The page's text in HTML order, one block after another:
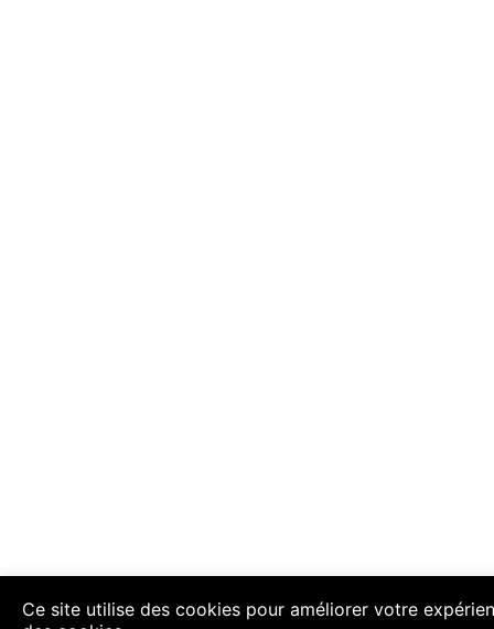
Ce site utilise des cookies pour améliorer votre